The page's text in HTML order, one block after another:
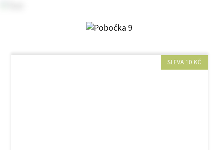
SLEVA 10 KČ